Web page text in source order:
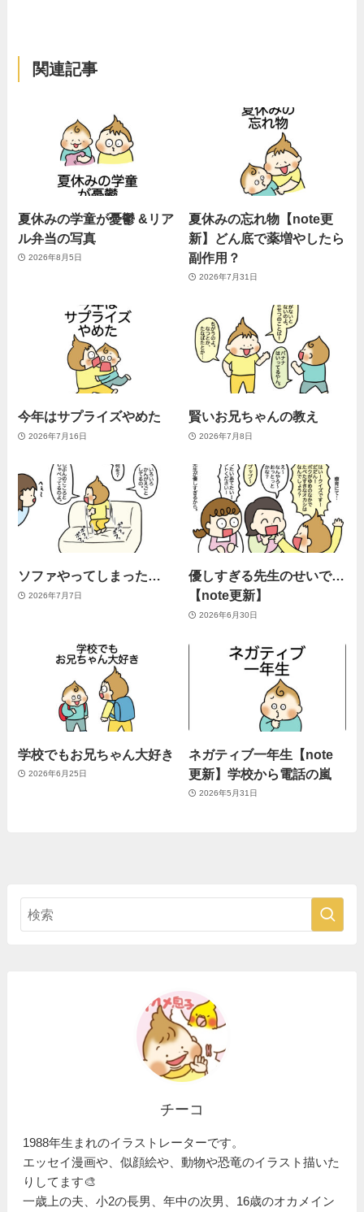
関連記事
夏休みの学童が憂鬱 &リア
ル弁当の写真
2026年8月5日
夏休みの忘れ物【note更
新】どん底で薬増やしたら
副作用？
2026年7月31日
今年はサプライズやめた
2026年7月16日
賢いお兄ちゃんの教え
2026年7月8日
ソファやってしまった…
2026年7月7日
優しすぎる先生のせいで…
【note更新】
2026年6月30日
学校でもお兄ちゃん大好き
2026年6月25日
ネガティブ一年生【note
更新】学校から電話の嵐
2026年5月31日
チーコ
1988年生まれのイラストレーターです。
エッセイ漫画や、似顔絵や、動物や恐竜のイラスト描いた
りしてます🎨
一歳上の夫、小2の長男、年中の次男、16歳のオカメイン